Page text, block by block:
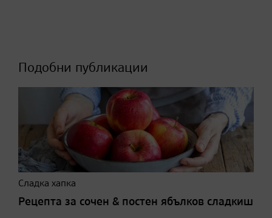
Подобни публикации
Сладка хапка
Рецепта за сочен & постен ябълков сладкиш